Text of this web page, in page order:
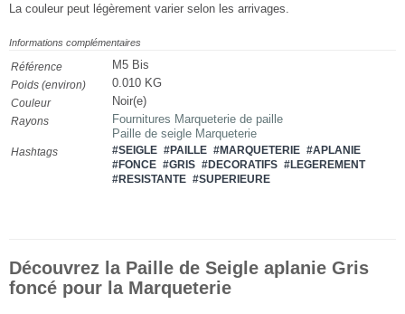
La couleur peut légèrement varier selon les arrivages.
Informations complémentaires
Référence M5 Bis
Poids (environ) 0.010 KG
Couleur Noir(e)
Rayons
Fournitures Marqueterie de paille
Paille de seigle Marqueterie
Hashtags #SEIGLE #PAILLE #MARQUETERIE #APLANIE
#FONCE #GRIS #DECORATIFS #LEGEREMENT
#RESISTANTE #SUPERIEURE
Découvrez la Paille de Seigle aplanie Gris
foncé pour la Marqueterie